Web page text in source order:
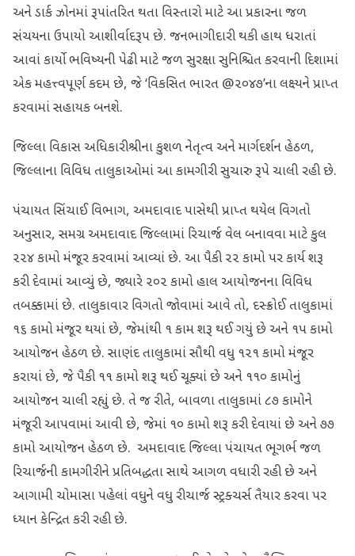
અને ડાર્ક ઝોનમાં રૂપાંતરિત થતા વિસ્તારો માટે આ પ્રકારના જળ
સંચયના ઉપાયો આશીર્વાદરૂપ છે. જનભાગીદારી થકી હાથ ધરાતાં
આવાં કાર્યો ભવિષ્યની પેઢી માટે જળ સુરક્ષા સુનિશ્ચિત કરવાની દિશામાં
એક મહત્ત્વપૂર્ણ કદમ છે, જે ‘વિકસિત ભારત @૨૦૪૭’ના લક્ષ્યને પ્રાપ્ત
કરવામાં સહાયક બનશે.
જિલ્લા વિકાસ અધિકારીશ્રીના કુશળ નેતૃત્વ અને માર્ગદર્શન હેઠળ,
જિલ્લાના વિવિધ તાલુકાઓમાં આ કામગીરી સુચારુ રૂપે ચાલી રહી છે.
પંચાયત સિંચાઈ વિભાગ, અમદાવાદ પાસેથી પ્રાપ્ત થયેલ વિગતો
અનુસાર, સમગ્ર અમદાવાદ જિલ્લામાં રિચાર્જ વેલ બનાવવા માટે કુલ
૨૨૪ કામો મંજૂર કરવામાં આવ્યાં છે. આ પૈકી ૨૨ કામો પર કાર્ય શરૂ
કરી દેવામાં આવ્યું છે, જ્યારે ૨૦૨ કામો હાલ આયોજનના વિવિધ
તબક્કામાં છે. તાલુકાવાર વિગતો જોવામાં આવે તો, દસ્ક્રોઈ તાલુકામાં
૧૬ કામો મંજૂર થયાં છે, જેમાંથી ૧ કામ શરૂ થઈ ગયું છે અને ૧૫ કામો
આયોજન હેઠળ છે. સાણંદ તાલુકામાં સૌથી વધુ ૧૨૧ કામો મંજૂર
કરાયાં છે, જે પૈકી ૧૧ કામો શરૂ થઈ ચૂક્યાં છે અને ૧૧૦ કામોનું
આયોજન ચાલી રહ્યું છે. તે જ રીતે, બાવળા તાલુકામાં ૮૭ કામોને
મંજૂરી આપવામાં આવી છે, જેમાં ૧૦ કામો શરૂ કરી દેવાયાં છે અને ૭૭
કામો આયોજન હેઠળ છે. અમદાવાદ જિલ્લા પંચાયત ભૂગર્ભ જળ
રિચાર્જની કામગીરીને પ્રતિબદ્ધતા સાથે આગળ વધારી રહી છે અને
આગામી ચોમાસા પહેલાં વધુને વધુ રીચાર્જ સ્ટ્રક્ચર્સ તૈયાર કરવા પર
ધ્યાન કેન્દ્રિત કરી રહી છે.